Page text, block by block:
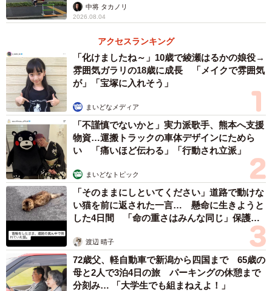
ので、おそらく古くからある言葉だと思います。
4/4
狭い足場（猫足場）でも通れるから、など、由来は諸説ある「ねこ」
◇ ◇
SNSでは「型番のアルファベットもDをデーって言うな」
「新人は聞いたほうがいい」「地方によって違う呼び方も
言ってる」
中将 タカノリ
2026.08.04
アクセスランキング
「化けましたね～」10歳で綾瀬はるかの娘役→
雰囲気ガラリの18歳に成長 「メイクで雰囲気
が」「宝塚に入れそう」
まいどなメディア
「不謹慎でないかと」実力派歌手、熊本へ支援
物資…運搬トラックの車体デザインにためら
い 「痛いほど伝わる」「行動され立派」
まいどなトピック
「そのままにしといてください」道路で動けな
い猫を前に返された一言… 懸命に生きようと
した4日間 「命の重さはみんな同じ」保護団
渡辺 晴子
72歳父、軽自動車で新潟から四国まで 65歳の
母と2人で3泊4日の旅 パーキングの休憩まで
分刻み… 「大学生でも組まねえよ！」